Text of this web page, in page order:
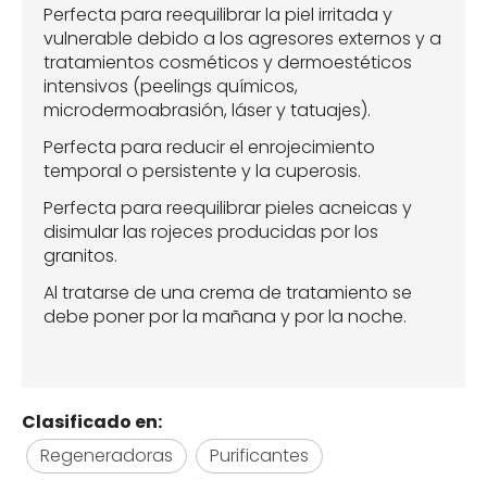
Perfecta para reequilibrar la piel irritada y
vulnerable debido a los agresores externos y a
tratamientos cosméticos y dermoestéticos
intensivos (peelings químicos,
microdermoabrasión, láser y tatuajes).
Perfecta para reducir el enrojecimiento
temporal o persistente y la cuperosis.
Perfecta para reequilibrar pieles acneicas y
disimular las rojeces producidas por los
granitos.
Al tratarse de una crema de tratamiento se
debe poner por la mañana y por la noche.
Clasificado en:
Regeneradoras
Purificantes